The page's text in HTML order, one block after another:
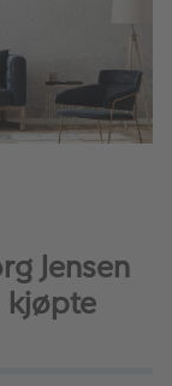
Jensen
kjøpte